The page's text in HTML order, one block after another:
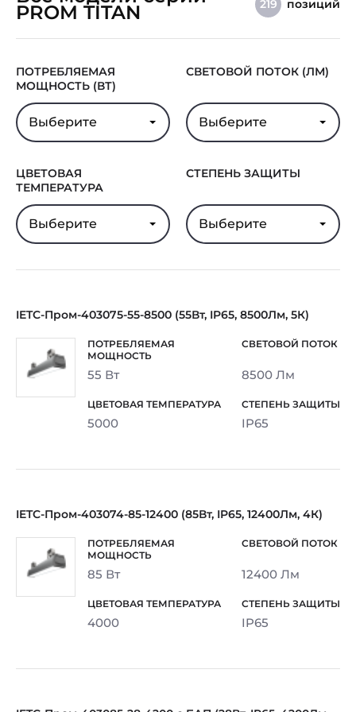
PROM TITAN 219 позиций
ПОТРЕБЛЯЕМАЯ
МОЩНОСТЬ (ВТ)
Выберите
СВЕТОВОЙ ПОТОК (ЛМ)
Выберите
ЦВЕТОВАЯ
ТЕМПЕРАТУРА
Выберите
СТЕПЕНЬ ЗАЩИТЫ
Выберите
IETC-Пром-403075-55-8500 (55Вт, IP65, 8500Лм, 5К)
55 Вт 8500 Лм
5000 IP65
IETC-Пром-403074-85-12400 (85Вт, IP65, 12400Лм, 4К)
85 Вт 12400 Лм
4000 IP65